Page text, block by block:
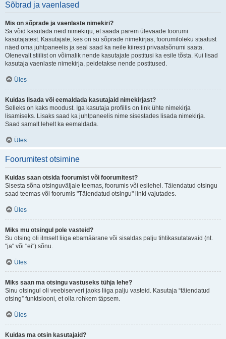
Sõbrad ja vaenlased
Mis on sõprade ja vaenlaste nimekiri?
Sa võid kasutada neid nimekirju, et saada parem ülevaade foorumi
kasutajatest. Kasutajate, kes on su sõprade nimekirjas, foorumiloleku staatust
näed oma juhtpaneelis ja seal saad ka neile kiiresti privaatsõnumi saata.
Olenevalt stiilist on võimalik nende kasutajate postitusi ka esile tõsta. Kui lisad
kasutaja vaenlaste nimekirja, peidetakse nende postitused.
Üles
Kuidas lisada või eemaldada kasutajaid nimekirjast?
Selleks on kaks moodust. Iga kasutaja profiilis on link ühte nimekirja
lisamiseks. Lisaks saad ka juhtpaneelis nime sisestades lisada nimekirja.
Saad samalt lehelt ka eemaldada.
Üles
Foorumitest otsimine
Kuidas saan otsida foorumist või foorumitest?
Sisesta sõna otsinguväljale teemas, foorumis või esilehel. Täiendatud otsingu
saad teemas või foorumis "Täiendatud otsingu" linki vajutades.
Üles
Miks mu otsingul pole vasteid?
Su otsing oli ilmselt liiga ebamäärane või sisaldas palju tihtikasutatavaid (nt.
"ja" või "ei") sõnu.
Üles
Miks saan ma otsingu vastuseks tühja lehe?
Sinu otsingul oli veebiserveri jaoks liiga palju vasteid. Kasutaja “täiendatud
otsing” funktsiooni, et olla rohkem täpsem.
Üles
Kuidas ma otsin kasutajaid?